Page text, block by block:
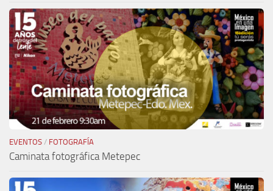
EVENTOS / FOTOGRAFÍA
Caminata fotográfica Metepec